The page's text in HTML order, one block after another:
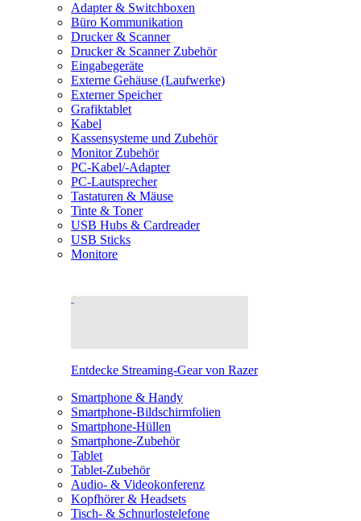
Adapter & Switchboxen
Büro Kommunikation
Drucker & Scanner
Drucker & Scanner Zubehör
Eingabegeräte
Externe Gehäuse (Laufwerke)
Externer Speicher
Grafiktablet
Kabel
Kassensysteme und Zubehör
Monitor Zubehör
PC-Kabel/-Adapter
PC-Lautsprecher
Tastaturen & Mäuse
Tinte & Toner
USB Hubs & Cardreader
USB Sticks
Monitore
Entdecke Streaming-Gear von Razer
Smartphone & Handy
Smartphone-Bildschirmfolien
Smartphone-Hüllen
Smartphone-Zubehör
Tablet
Tablet-Zubehör
Audio- & Videokonferenz
Kopfhörer & Headsets
Tisch- & Schnurlostelefone